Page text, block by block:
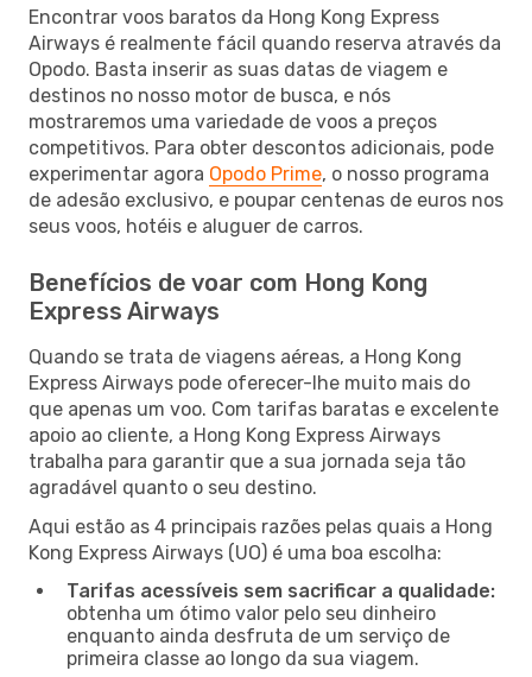
Encontrar voos baratos da Hong Kong Express
Airways é realmente fácil quando reserva através da
Opodo. Basta inserir as suas datas de viagem e
destinos no nosso motor de busca, e nós
mostraremos uma variedade de voos a preços
competitivos. Para obter descontos adicionais, pode
experimentar agora Opodo Prime, o nosso programa
de adesão exclusivo, e poupar centenas de euros nos
seus voos, hotéis e aluguer de carros.
Benefícios de voar com Hong Kong
Express Airways
Quando se trata de viagens aéreas, a Hong Kong
Express Airways pode oferecer-lhe muito mais do
que apenas um voo. Com tarifas baratas e excelente
apoio ao cliente, a Hong Kong Express Airways
trabalha para garantir que a sua jornada seja tão
agradável quanto o seu destino.
Aqui estão as 4 principais razões pelas quais a Hong
Kong Express Airways (UO) é uma boa escolha:
Tarifas acessíveis sem sacrificar a qualidade:
obtenha um ótimo valor pelo seu dinheiro
enquanto ainda desfruta de um serviço de
primeira classe ao longo da sua viagem.